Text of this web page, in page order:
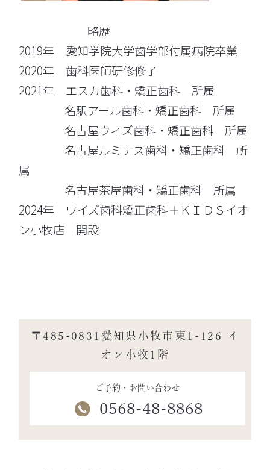
略歴
2019年 愛知学院大学歯学部付属病院卒業
2020年 歯科医師研修修了
2021年 エスカ歯科・矯正歯科 所属
名駅アール歯科・矯正歯科 所属
名古屋ウィズ歯科・矯正歯科 所属
名古屋ルミナス歯科・矯正歯科 所
属
名古屋茶屋歯科・矯正歯科 所属
2024年 ワイズ歯科矯正歯科＋ＫＩＤＳイオ
ン小牧店 開設
〒485-0831愛知県小牧市東1-126 イ
オン小牧1階
ご予約・お問い合わせ
0568-48-8868